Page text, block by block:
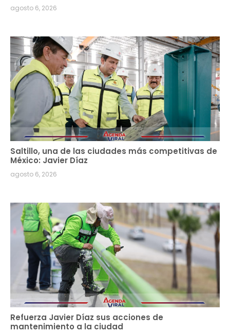
agosto 6, 2026
Saltillo, una de las ciudades más competitivas de
México: Javier Díaz
agosto 6, 2026
Refuerza Javier Díaz sus acciones de
mantenimiento a la ciudad